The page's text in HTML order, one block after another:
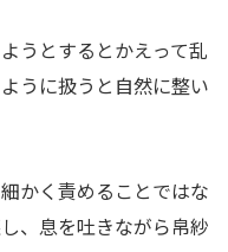
うとするとかえって乱
うに扱うと自然に整い
かく責めることではな
、息を吐きながら帛紗